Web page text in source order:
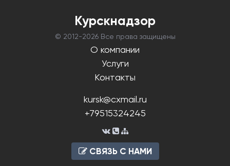
Курскнадзор
© 2012-2026 Все права защищены
О компании
Услуги
Контакты
kursk@cxmail.ru
+79515324245
СВЯЗЬ С НАМИ